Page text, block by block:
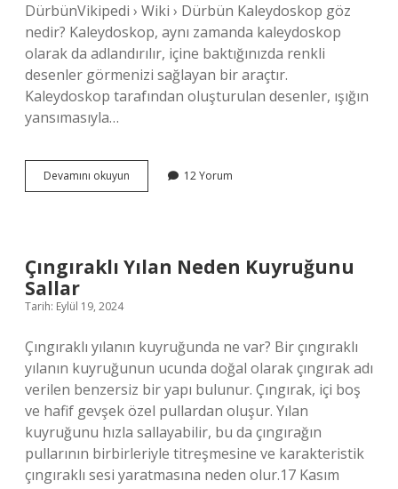
DürbünVikipedi › Wiki › Dürbün Kaleydoskop göz
nedir? Kaleydoskop, aynı zamanda kaleydoskop
olarak da adlandırılır, içine baktığınızda renkli
desenler görmenizi sağlayan bir araçtır.
Kaleydoskop tarafından oluşturulan desenler, ışığın
yansımasıyla…
Devamını okuyun Kaleydoskopik
Nedir
12 Yorum
Çıngıraklı Yılan Neden Kuyruğunu
Sallar
Tarih: Eylül 19, 2024
Çıngıraklı yılanın kuyruğunda ne var? Bir çıngıraklı
yılanın kuyruğunun ucunda doğal olarak çıngırak adı
verilen benzersiz bir yapı bulunur. Çıngırak, içi boş
ve hafif gevşek özel pullardan oluşur. Yılan
kuyruğunu hızla sallayabilir, bu da çıngırağın
pullarının birbirleriyle titreşmesine ve karakteristik
çıngıraklı sesi yaratmasına neden olur.17 Kasım